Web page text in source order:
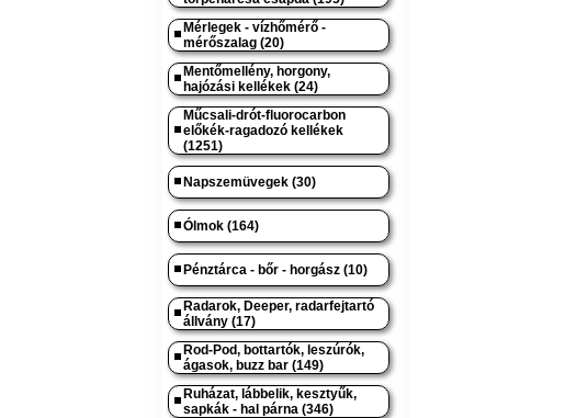
Mérlegek - vízhőmérő -
mérőszalag (20)
Mentőmellény, horgony,
hajózási kellékek (24)
Műcsali-drót-fluorocarbon
előkék-ragadozó kellékek
(1251)
Napszemüvegek (30)
Ólmok (164)
Pénztárca - bőr - horgász (10)
Radarok, Deeper, radarfejtartó
állvány (17)
Rod-Pod, bottartók, leszúrók,
ágasok, buzz bar (149)
Ruházat, lábbelik, kesztyűk,
sapkák - hal párna (346)